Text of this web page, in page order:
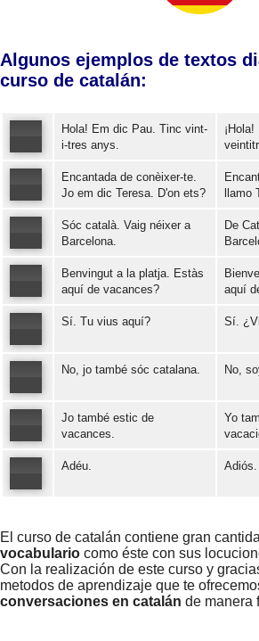
Algunos ejemplos de textos
curso de catalán:
Hola! Em dic Pau. Tinc vint-
i-tres anys.
Encantada de conèixer-te.
Jo em dic Teresa. D'on ets?
llamo
Sóc català. Vaig néixer a
Barcelona.
De
Benvingut a la platja. Estàs
aquí de vacances?
aquí
Sí. Tu vius aquí? Sí.
No, jo també sóc catalana. No,
Jo també estic de
vacances.
Yo
Adéu. Adiós.
El curso de catalán contiene gran
vocabulario como éste con sus
Con la realización de este curso y
metodos de aprendizaje que te
conversaciones en catalán de manera